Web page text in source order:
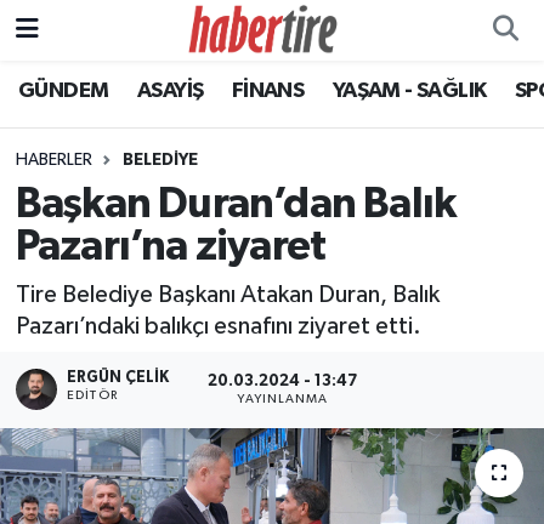
GÜNDEM ASAYİŞ FİNANS YAŞAM - SAĞLIK
HABERLER BELEDİYE
Başkan Duran’dan Balık
Pazarı’na ziyaret
Tire Belediye Başkanı Atakan Duran, Balık
Pazarı’ndaki balıkçı esnafını ziyaret etti.
ERGÜN ÇELIK
EDITÖR
20.03.2024 - 13:47
YAYINLANMA
Tire Nöbetçi Eczaneler
Tire Hava Durumu
Tire Trafik Yoğunluk Haritası
Tüm Manşetler
Son Dakika Haberleri
Haber Arşivi